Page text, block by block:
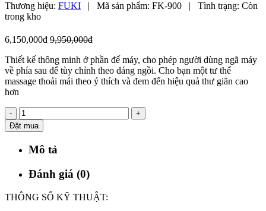
Thương hiệu: FUKI | Mã sản phẩm: FK-900 | Tình trạng: Còn
trong kho
6,150,000đ 9,950,000đ
Thiết kế thông minh ở phần đế máy, cho phép người dùng ngã máy
về phía sau để tùy chỉnh theo dáng ngồi. Cho bạn một tư thế
massage thoải mái theo ý thích và đem đến hiệu quả thư giãn cao
hơn
-
+
Đặt mua
Mô tả
Đánh giá (0)
THÔNG SỐ KỸ THUẬT: